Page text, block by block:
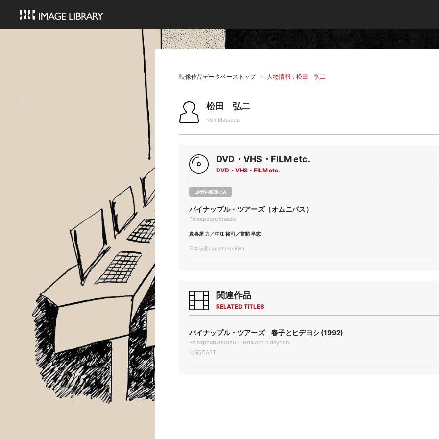
映像作品データベーストップ 人物情報：松田 弘二
松田 弘二
Koji Matsuda
DVD・VHS・FILM etc.
DVD・VHS・FILM etc.
LD館内視聴のみ
パイナップル・ツアーズ（オムニバス）
Painappuru tsuazu
真喜屋 力／中江 裕司／當間 早志
日本映画/Japanese Film
関連作品
RELATED TITLES
パイナップル・ツアーズ 春子とヒデヨシ (1992)
Painappuru tsuazu : Harukoto hideyoshi
出演/CAST